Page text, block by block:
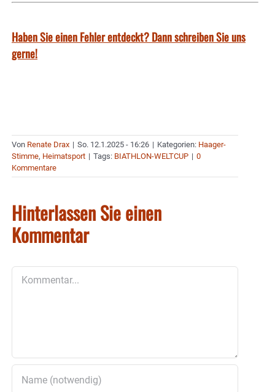
Haben Sie einen Fehler entdeckt? Dann schreiben Sie uns
gerne!
Von Renate Drax | So. 12.1.2025 - 16:26 | Kategorien: Haager-
Stimme, Heimatsport | Tags: BIATHLON-WELTCUP | 0
Kommentare
Hinterlassen Sie einen
Kommentar